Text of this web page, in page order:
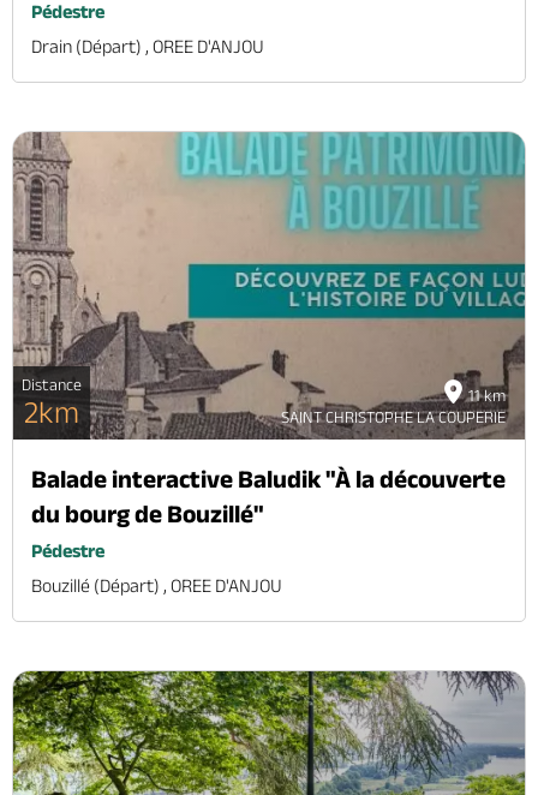
Pédestre
Drain (départ) , OREE D'ANJOU
11 km
SAINT CHRISTOPHE LA COUPERIE
Distance
2km
Balade interactive Baludik "À la découverte
du bourg de Bouzillé"
Pédestre
Bouzillé (départ) , OREE D'ANJOU